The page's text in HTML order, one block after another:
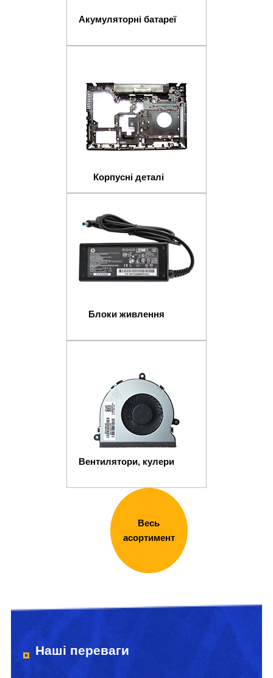
Акумуляторні батареї
Корпусні деталі
Блоки живлення
Вентилятори, кулери
Весь
асортимент
Наші переваги